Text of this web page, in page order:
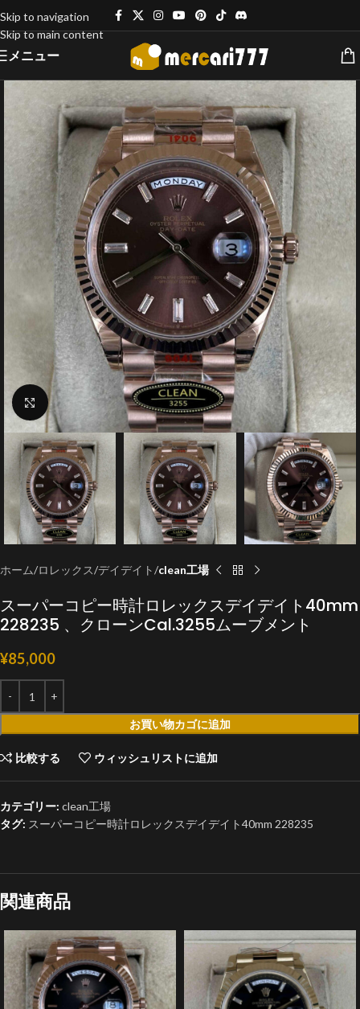
Skip to navigation
Skip to main content
メニュー
クリックで拡大
ホーム ロレックス デイデイト clean工場
スーパーコピー時計ロレックスデイデイト40mm
228235 、クローンCal.3255ムーブメント
¥85,000
お買い物カゴに追加
比較する ウィッシュリストに追加
カテゴリー: clean工場
タグ: スーパーコピー時計ロレックスデイデイト40mm 228235
関連商品